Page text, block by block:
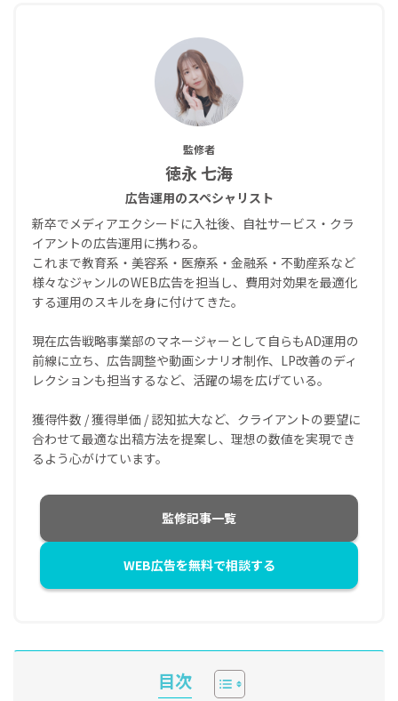
監修者
徳永 七海
広告運用のスペシャリスト
新卒でメディアエクシードに入社後、自社サービス・クラ
イアントの広告運用に携わる。
これまで教育系・美容系・医療系・金融系・不動産系など
様々なジャンルのWEB広告を担当し、費用対効果を最適化
する運用のスキルを身に付けてきた。
現在広告戦略事業部のマネージャーとして自らもAD運用の
前線に立ち、広告調整や動画シナリオ制作、LP改善のディ
レクションも担当するなど、活躍の場を広げている。
獲得件数 / 獲得単価 / 認知拡大など、クライアントの要望に
合わせて最適な出稿方法を提案し、理想の数値を実現でき
るよう心がけています。
監修記事一覧
WEB広告を無料で相談する
目次